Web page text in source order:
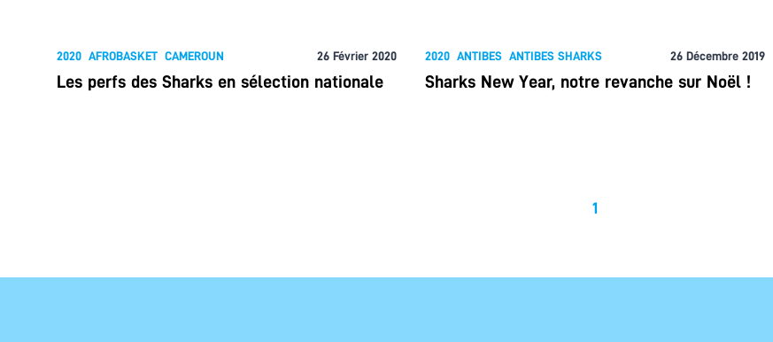
2020 AFROBASKET CAMEROUN 26 Février 2020
Les perfs des Sharks en sélection nationale
2020 ANTIBES ANTIBES SHARKS 26 Décembre 2019
Sharks New Year, notre revanche sur Noël !
1